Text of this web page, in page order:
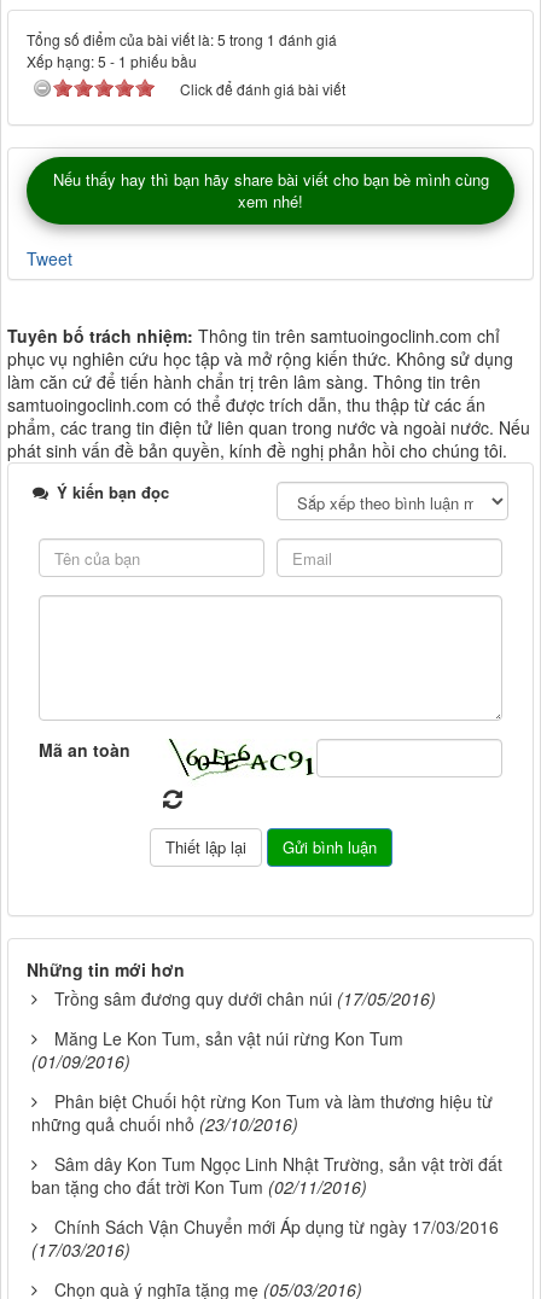
Tổng số điểm của bài viết là: 5 trong 1 đánh giá
Xếp hạng:5 - 1 phiếu bầu
Click để đánh giá bài viết
Nếu thấy hay thì bạn hãy share bài viết cho bạn bè mình cùng
xem nhé!
Tweet
Tuyên bố trách nhiệm: Thông tin trên samtuoingoclinh.com chỉ
phục vụ nghiên cứu học tập và mở rộng kiến thức. Không sử dụng
làm căn cứ để tiến hành chẩn trị trên lâm sàng. Thông tin trên
samtuoingoclinh.com có thể được trích dẫn, thu thập từ các ấn
phẩm, các trang tin điện tử liên quan trong nước và ngoài nước. Nếu
phát sinh vấn đề bản quyền, kính đề nghị phản hồi cho chúng tôi.
Ý kiến bạn đọc
Mã an toàn
Những tin mới hơn
Trồng sâm đương quy dưới chân núi (17/05/2016)
Măng Le Kon Tum, sản vật núi rừng Kon Tum
(01/09/2016)
Phân biệt Chuối hột rừng Kon Tum và làm thương hiệu từ
những quả chuối nhỏ (23/10/2016)
Sâm dây Kon Tum Ngọc Linh Nhật Trường, sản vật trời đất
ban tặng cho đất trời Kon Tum (02/11/2016)
Chính Sách Vận Chuyển mới Áp dụng từ ngày 17/03/2016
(17/03/2016)
Chọn quà ý nghĩa tặng mẹ (05/03/2016)